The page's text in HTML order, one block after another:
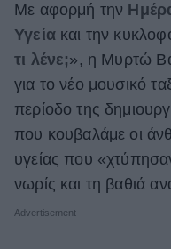
Γάμος
Market News
Με αφορμή την
Υγεία και την
τι λένε;», η Μυρτώ
για το νέο μουσικό
περίοδο της
που κουβαλάμε οι
υγείας που
νωρίς και τη βαθιά